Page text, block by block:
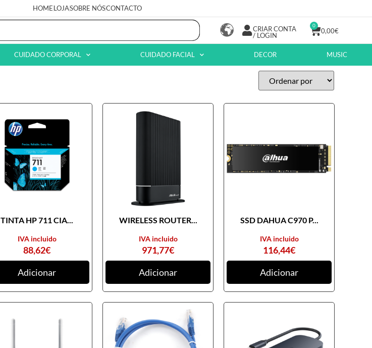
HOMELOJASOBRE NÓSCONTACTO
CRIAR CONTA
/ LOGIN
0,00€
0
CUIDADO CORPORAL CUIDADO FACIAL DECOR MUSIC
TINTA HP 711 CIA...
88,62€
IVA incluido
Adicionar
WIRELESS ROUTER...
971,77€
IVA incluido
Adicionar
SSD DAHUA C970 P...
116,44€
IVA incluido
Adicionar